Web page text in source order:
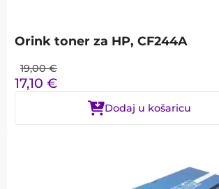
Orink toner za HP, CF244A
19,00 €
17,10 €
Dodaj u košaricu